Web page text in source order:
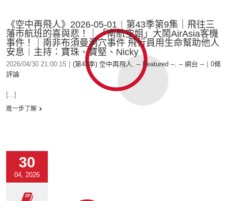
《空中再飛人》2026-05-01︱第43季第9集｜飛往三
藩市航班的喜與悲！｜「南航空姐」大鬧AirAsia客機
事件！｜南非布須曼洞穴事件 飛行員用生命幫助他人
安息︱主持：寶珠、寶堅、Nicky
2026/04/30 21:00:15 (第43季) 空中再飛人, -- Featured --, -- 網台 --
0條
評論
[...]
進一步了解
30
04, 2026